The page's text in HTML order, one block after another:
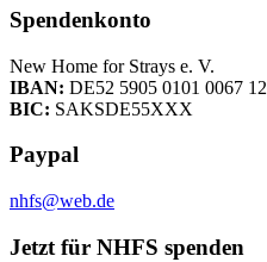
Spendenkonto
New Home for Strays e. V.
IBAN: DE52 5905 0101 0067
BIC: SAKSDE55XXX
Paypal
nhfs@web.de
Jetzt für NHFS spenden